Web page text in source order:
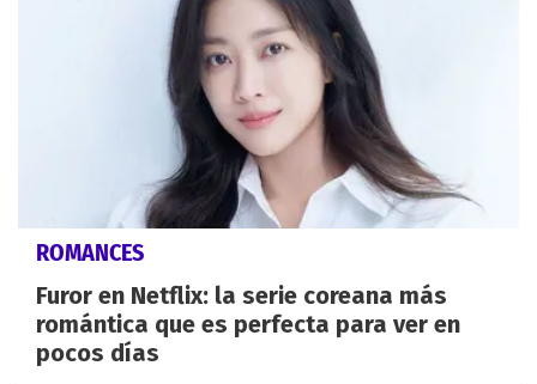
ROMANCES
Furor en Netflix: la serie coreana más
romántica que es perfecta para ver en
pocos días